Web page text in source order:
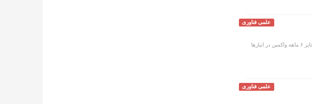
علمی فناوری
معاون بهداشت وزارت بهداشت گفت: در حال حاضر با پیش‌بینی‌های انجام شده ذخایر ۶ ماهه واکسن در انبار‌ها
علمی فناوری